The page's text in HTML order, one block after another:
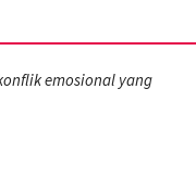
emosional yang